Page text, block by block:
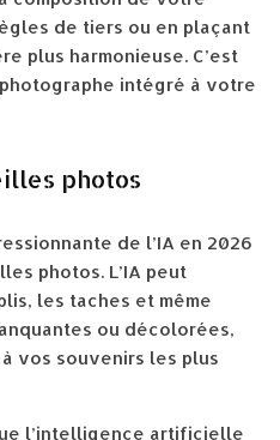
de tiers ou en plaçant
plus harmonieuse. C’est
intégré à votre
photos
de l’IA en 2026
photos. L’IA peut
les taches et même
ou décolorées,
vos souvenirs les plus
l’intelligence artificielle